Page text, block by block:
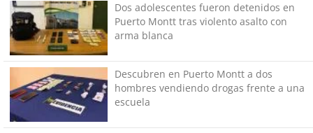
Dos adolescentes fueron detenidos en
Puerto Montt tras violento asalto con
arma blanca
Descubren en Puerto Montt a dos
hombres vendiendo drogas frente a una
escuela